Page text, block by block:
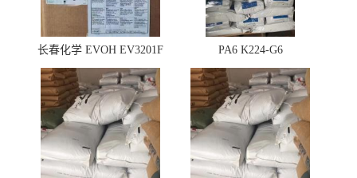
长春化学 EVOH EV3201F PA6 K224-G6